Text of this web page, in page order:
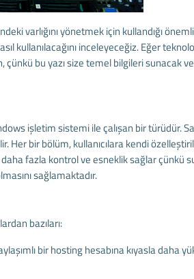
varlığını yönetmek için kullandığı
kullanılacağını inceleyeceğiz. Eğer
çünkü bu yazı size temel bilgileri sunacak
işletim sistemi ile çalışan bir türüdür.
bir bölüm, kullanıcılara kendi
fazla kontrol ve esneklik sağlar çünkü
sağlamaktadır.
bazıları:
bir hosting hesabına kıyasla daha